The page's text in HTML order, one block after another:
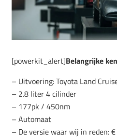
[powerkit_alert]Belangrijke
– Uitvoering: Toyota Land
– 2.8 liter 4 cilinder
– 177pk / 450nm
– Automaat
– De versie waar wij in reden: